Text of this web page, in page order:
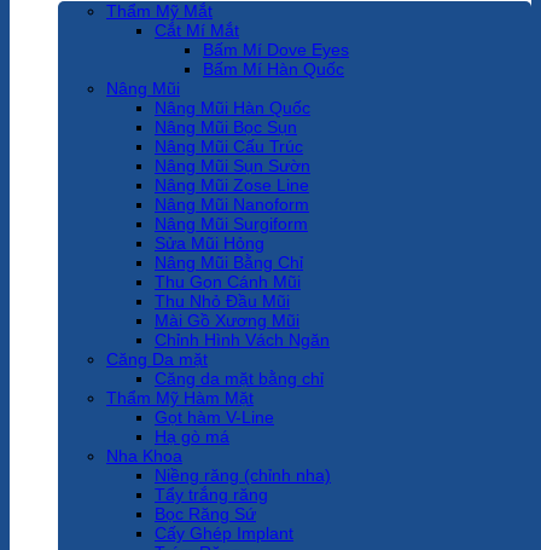
Thẩm Mỹ Mắt
Cắt Mí Mắt
Bấm Mí Dove Eyes
Bấm Mí Hàn Quốc
Nâng Mũi
Nâng Mũi Hàn Quốc
Nâng Mũi Bọc Sụn
Nâng Mũi Cấu Trúc
Nâng Mũi Sụn Sườn
Nâng Mũi Zose Line
Nâng Mũi Nanoform
Nâng Mũi Surgiform
Sửa Mũi Hỏng
Nâng Mũi Bằng Chỉ
Thu Gọn Cánh Mũi
Thu Nhỏ Đầu Mũi
Mài Gồ Xương Mũi
Chỉnh Hình Vách Ngăn
Căng Da mặt
Căng da mặt bằng chỉ
Thẩm Mỹ Hàm Mặt
Gọt hàm V-Line
Hạ gò má
Nha Khoa
Niềng răng (chỉnh nha)
Tẩy trắng răng
Bọc Răng Sứ
Cấy Ghép Implant